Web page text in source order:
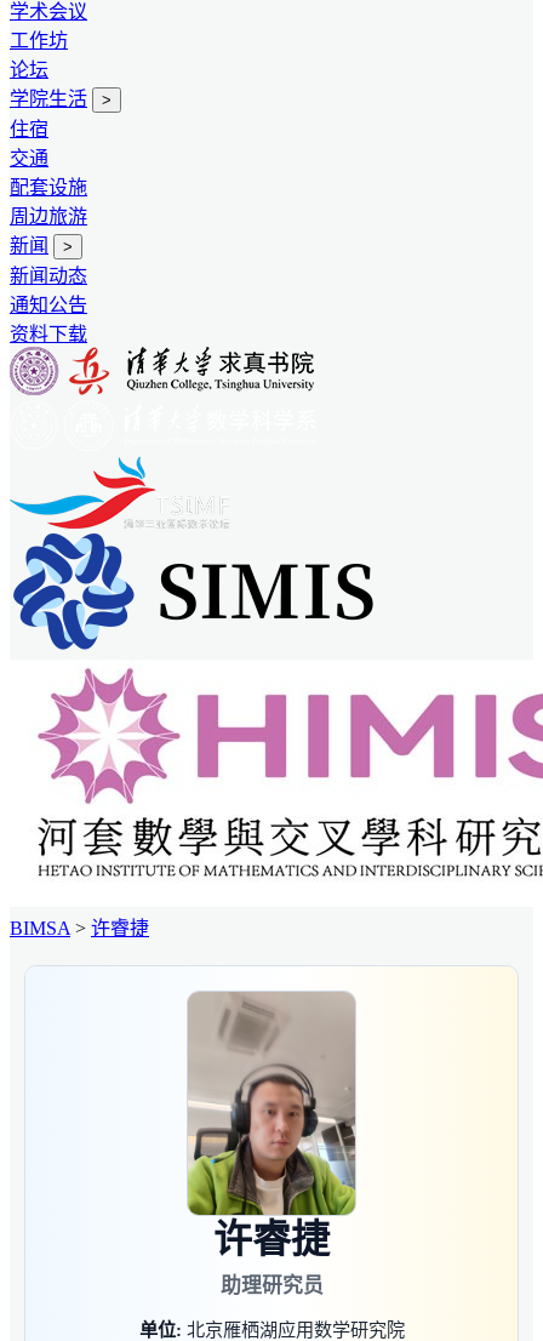
学术会议
工作坊
论坛
学院生活
>
住宿
交通
配套设施
周边旅游
新闻
>
新闻动态
通知公告
资料下载
BIMSA > 许睿捷
许睿捷
助理研究员
单位: 北京雁栖湖应用数学研究院